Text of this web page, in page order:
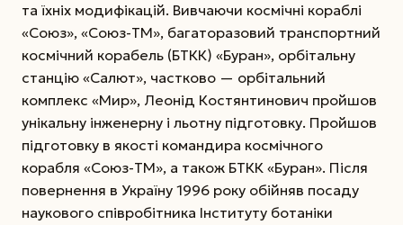
та їхніх модифікацій. Вивчаючи космічні кораблі
«Союз», «Союз-ТМ», багаторазовий транспортний
космічний корабель (БТКК) «Буран», орбітальну
станцію «Салют», частково — орбітальний
комплекс «Мир», Леонід Костянтинович пройшов
унікальну інженерну і льотну підготовку. Пройшов
підготовку в якості командира космічного
корабля «Союз-ТМ», а також БТКК «Буран». Після
повернення в Україну 1996 року обійняв посаду
наукового співробітника Інституту ботаніки